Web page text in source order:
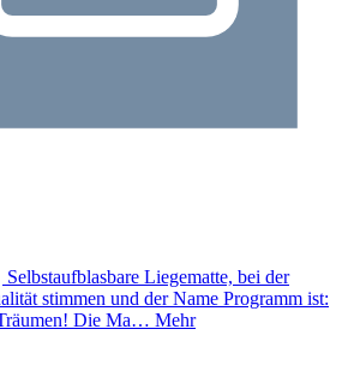
Selbstaufblasbare Liegematte, bei der
stimmen und der Name Programm ist:
Die Ma… Mehr